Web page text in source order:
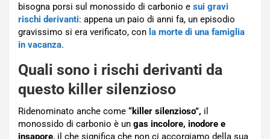
bisogna porsi sul monossido di carbonio e sui gravi
rischi derivanti: appena un paio di anni fa, un episodio
gravissimo si era verificato, con la morte di una famiglia
in vacanza.
Quali sono i rischi derivanti da
questo killer silenzioso
Ridenominato anche come “killer silenzioso”, il
monossido di carbonio è un gas incolore, inodore e
insapore, il che significa che non ci accorgiamo della sua